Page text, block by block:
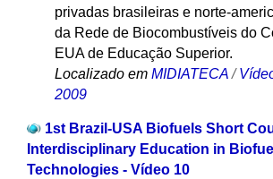
privadas brasileiras e norte-
da Rede de Biocombustíveis do
EUA de Educação Superior.
Localizado em MIDIATECA /
2009
1st Brazil-USA Biofuels Short
Interdisciplinary Education in
Technologies - Vídeo 10